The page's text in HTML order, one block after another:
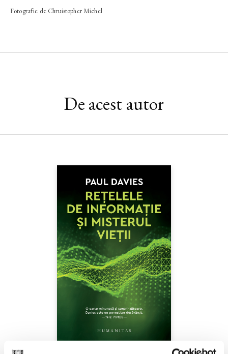
Fotografie de Chruistopher Michel
De acest autor